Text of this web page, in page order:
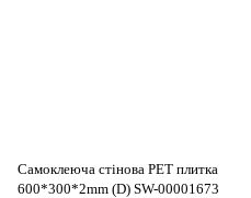
Самоклеюча стінова PET плитка
600*300*2mm (D) SW-00001673